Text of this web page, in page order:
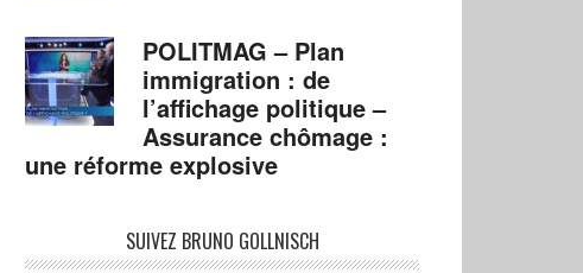
POLITMAG – Plan
immigration : de
l’affichage politique –
Assurance chômage :
une réforme explosive
SUIVEZ BRUNO GOLLNISCH